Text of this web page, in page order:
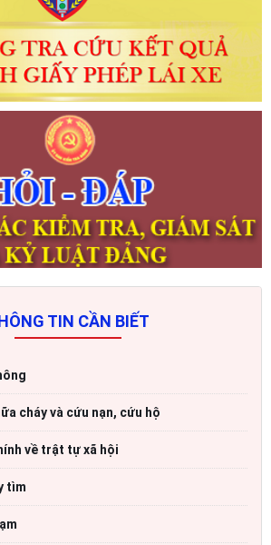
TIN CẦN BIẾT
cháy và cứu nạn, cứu hộ
về trật tự xã hội
tìm